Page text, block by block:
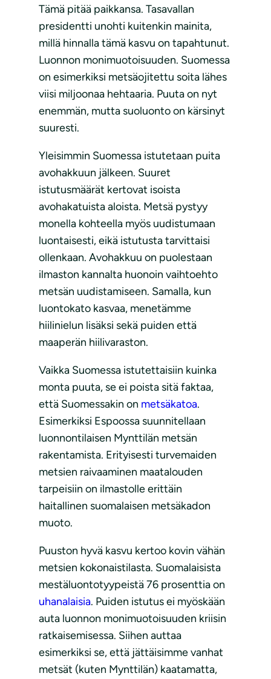
Tämä pitää paikkansa. Tasavallan
presidentti unohti kuitenkin mainita,
millä hinnalla tämä kasvu on tapahtunut.
Luonnon monimuotoisuuden. Suomessa
on esimerkiksi metsäojitettu soita lähes
viisi miljoonaa hehtaaria. Puuta on nyt
enemmän, mutta suoluonto on kärsinyt
suuresti.
Yleisimmin Suomessa istutetaan puita
avohakkuun jälkeen. Suuret
istutusmäärät kertovat isoista
avohakatuista aloista. Metsä pystyy
monella kohteella myös uudistumaan
luontaisesti, eikä istutusta tarvittaisi
ollenkaan. Avohakkuu on puolestaan
ilmaston kannalta huonoin vaihtoehto
metsän uudistamiseen. Samalla, kun
luontokato kasvaa, menetämme
hiilinielun lisäksi sekä puiden että
maaperän hiilivaraston.
Vaikka Suomessa istutettaisiin kuinka
monta puuta, se ei poista sitä faktaa,
että Suomessakin on metsäkatoa.
Esimerkiksi Espoossa suunnitellaan
luonnontilaisen Mynttilän metsän
rakentamista. Erityisesti turvemaiden
metsien raivaaminen maatalouden
tarpeisiin on ilmastolle erittäin
haitallinen suomalaisen metsäkadon
muoto.
Puuston hyvä kasvu kertoo kovin vähän
metsien kokonaistilasta. Suomalaisista
mestäluontotyypeistä 76 prosenttia on
uhanalaisia. Puiden istutus ei myöskään
auta luonnon monimuotoisuuden kriisin
ratkaisemisessa. Siihen auttaa
esimerkiksi se, että jättäisimme vanhat
metsät (kuten Mynttilän) kaatamatta,